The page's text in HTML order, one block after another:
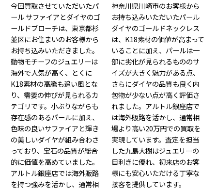
今回買取させていただいたパ
ール サファイアとダイヤのゴ
ールドブローチは、東京都杉
並区にお住まいのお客様から
お持ち込みいただきました。
動物モチーフのジュエリーは
海外で人気が高く、とくに
K18素材の高騰も追い風とな
り、需要の伸びが見られるカ
テゴリです。小ぶりながらも
存在感のあるパールに加え、
色味の良いサファイアと輝き
の美しいダイヤが組み合わさ
っており、宝石の品質が総合
的に価値を高めていました。
アルトル銀座店では海外販路
を持つ強みを活かし、通常相
神奈川県川崎市のお客様から
お持ち込みいただいたパール
ダイヤのゴールドネックレス
は、K18素材の価値が高まって
いることに加え、パールは一
部に劣化が見られるもののサ
イズが大きく魅力がある点、
さらにダイヤの品質も良く内
包物が少ない点が高く評価さ
れました。アルトル銀座店で
は海外販路を活かし、通常相
場より高い20万円での買取を
実現しています。査定を担当
した九島大樹はジュエリーの
目利きに優れ、初来店のお客
様にも安心いただける丁寧な
接客を提供しています。